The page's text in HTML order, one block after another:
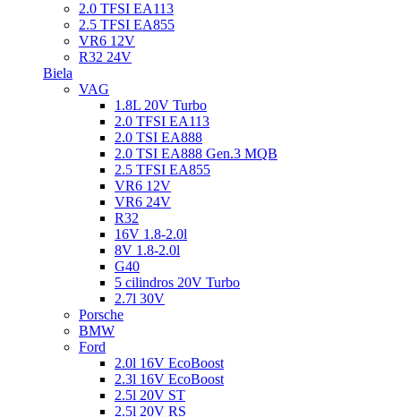
2.0 TFSI EA113
2.5 TFSI EA855
VR6 12V
R32 24V
Biela
VAG
1.8L 20V Turbo
2.0 TFSI EA113
2.0 TSI EA888
2.0 TSI EA888 Gen.3 MQB
2.5 TFSI EA855
VR6 12V
VR6 24V
R32
16V 1.8-2.0l
8V 1.8-2.0l
G40
5 cilindros 20V Turbo
2.7l 30V
Porsche
BMW
Ford
2.0l 16V EcoBoost
2.3l 16V EcoBoost
2.5l 20V ST
2.5l 20V RS